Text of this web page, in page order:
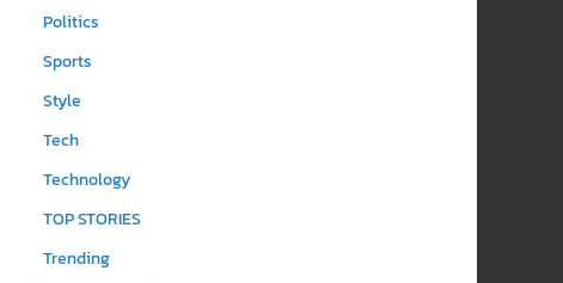
Politics
Sports
Style
Tech
Technology
TOP STORIES
Trending